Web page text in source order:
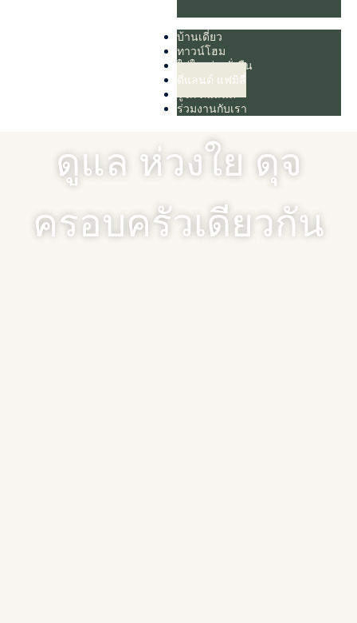
บ้านเดี่ยว
ทาวน์โฮม
ใส่ใจอย่างยั่งยืน
ดีแลนด์ แฟมิลี่
ร่วมงานกับเรา
ดูแล ห่วงใย ดุจ
ครอบครัวเดียวกัน